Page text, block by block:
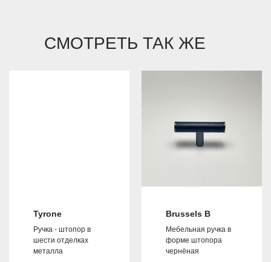
СМОТРЕТЬ ТАК ЖЕ
Tyrone
Ручка - штопор в
шести отделках
металла
Brussels B
Мебельная ручка в
форме штопора
чернёная